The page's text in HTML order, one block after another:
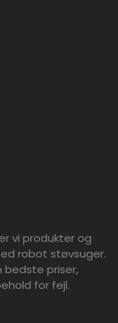
vi produkter og
robot støvsuger.
bedste priser,
for fejl.